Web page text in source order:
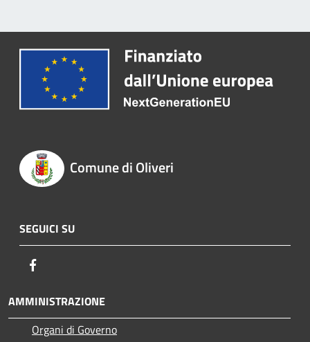
Comune di Oliveri
SEGUICI SU
AMMINISTRAZIONE
Organi di Governo